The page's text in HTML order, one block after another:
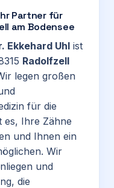
Partner für
am Bodensee
Ekkehard Uhl ist
Radolfzell
legen großen
für die
es, Ihre Zähne
und Ihnen ein
Wir
und
die